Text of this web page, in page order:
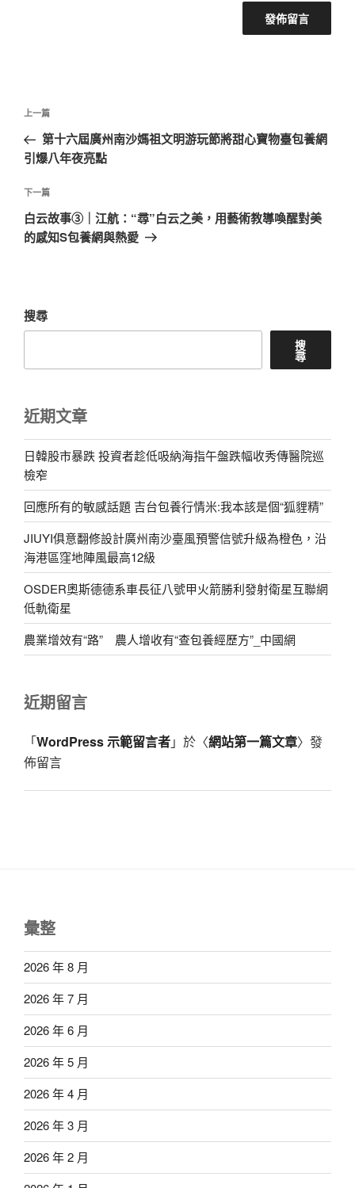
文
導
覽
上
一
篇
章
上一篇
第十六屆廣州南沙媽祖文明游玩節將甜心寶物臺包養網
引爆八年夜亮點
下
一
篇
下一篇
白云故事③｜江航：“尋”白云之美，用藝術教導喚醒對美
的感知S包養網與熱愛
搜尋
搜
尋
近期文章
日韓股市暴跌 投資者趁低吸納海指午盤跌幅收秀傳醫院巡
檢窄
回應所有的敏感話題 吉台包養行情米:我本該是個“狐貍精”
JIUYI俱意翻修設計廣州南沙臺風預警信號升級為橙色，沿
海港區窪地陣風最高12級
OSDER奧斯德德系車長征八號甲火箭勝利發射衛星互聯網
低軌衛星
農業增效有“路” 農人增收有“查包養經歷方”_中國網
近期留言
「WordPress 示範留言者」於〈網站第一篇文章〉發
佈留言
彙整
2026 年 8 月
2026 年 7 月
2026 年 6 月
2026 年 5 月
2026 年 4 月
2026 年 3 月
2026 年 2 月